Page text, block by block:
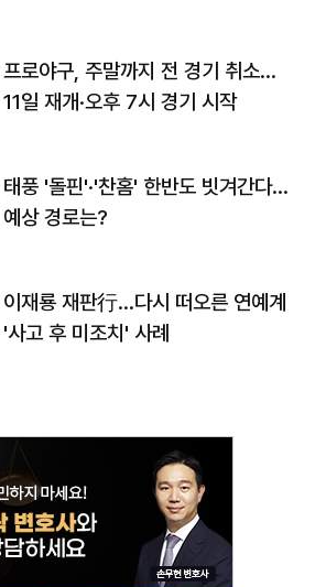
프로야구, 주말까지 전 경기 취소…
11일 재개·오후 7시 경기 시작
태풍 '돌핀'·'찬홈' 한반도 빗겨간다…
예상 경로는?
이재룡 재판行…다시 떠오른 연예계
'사고 후 미조치' 사례